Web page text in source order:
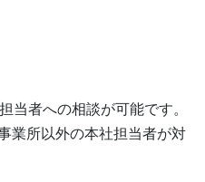
当者への相談が可能です。
業所以外の本社担当者が対